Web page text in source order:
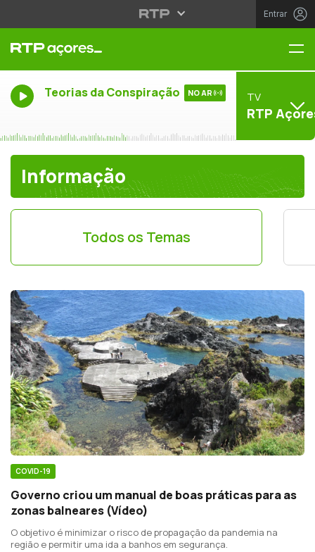
Entrar
Teorias da Conspiração NO AR TV
RTP
Informação
Todos os Temas
COVID-19
Governo criou um manual de boas práticas para as
zonas balneares (Vídeo)
O objetivo é minimizar o risco de propagação da pandemia na
região e permitir uma ida a banhos em segurança.